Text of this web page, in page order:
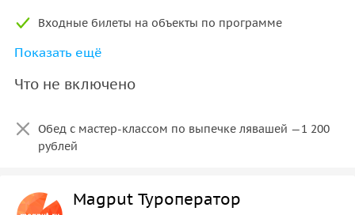
Входные билеты на объекты по программе
Устройство «радиогид» с удобными одноразовыми
Показать ещё
Что не включено
Обед с мастер-классом по выпечке лявашей —1 200
рублей
Magput Туроператор